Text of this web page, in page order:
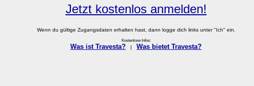
Jetzt kostenlos anmelden!
Wenn du gültige Zugangsdaten erhalten hast, dann logge dich links unter "Ich" ein.
Kostenlose Infos:
Was ist Travesta? Was bietet Travesta?